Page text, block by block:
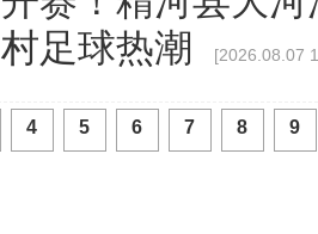
村足球热潮
[2026.08.07
4 5 6 7 8 9